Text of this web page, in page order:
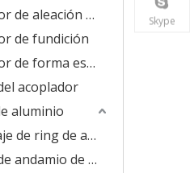
Skype
Acoplador de aleación de aluminio
de fundición
Acoplador de forma especial
acoplador
aluminio
Andamiaje de ring de aluminio
Tablón de andamio de aluminio